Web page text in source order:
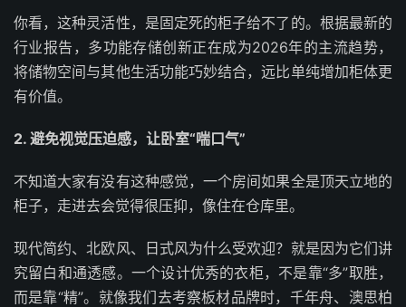
你看，这种灵活性，是固定死的柜子给不了的。根据最新的
行业报告，多功能存储创新正在成为2026年的主流趋势，
将储物空间与其他生活功能巧妙结合，远比单纯增加柜体更
有价值。
2. 避免视觉压迫感，让卧室“喘口气”
不知道大家有没有这种感觉，一个房间如果全是顶天立地的
柜子，走进去会觉得很压抑，像住在仓库里。
现代简约、北欧风、日式风为什么受欢迎？就是因为它们讲
究留白和通透感。一个设计优秀的衣柜，不是靠“多”取胜，
而是靠“精”。就像我们去考察板材品牌时，千年舟、澳思柏